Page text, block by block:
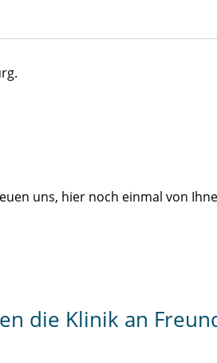
uns, hier noch einmal von
die Klinik an